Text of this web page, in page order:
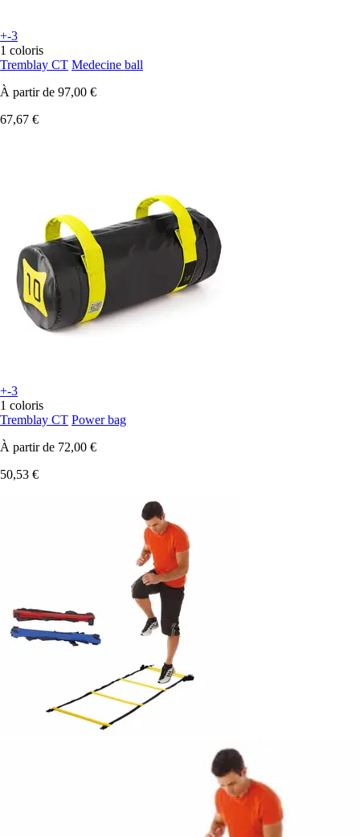
+-3
1 coloris
Tremblay CT Medecine ball
À partir de 97,00 €
67,67 €
+-3
1 coloris
Tremblay CT Power bag
À partir de 72,00 €
50,53 €